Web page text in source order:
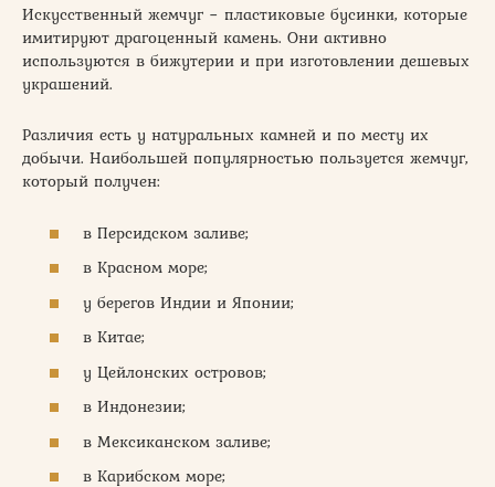
Искусственный жемчуг − пластиковые бусинки, которые
имитируют драгоценный камень. Они активно
используются в бижутерии и при изготовлении дешевых
украшений.
Различия есть у натуральных камней и по месту их
добычи. Наибольшей популярностью пользуется жемчуг,
который получен:
в Персидском заливе;
в Красном море;
у берегов Индии и Японии;
в Китае;
у Цейлонских островов;
в Индонезии;
в Мексиканском заливе;
в Карибском море;